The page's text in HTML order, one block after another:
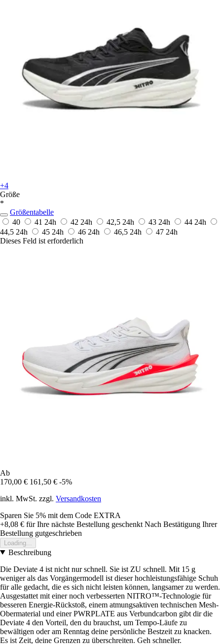
+4
Größe
*
Größentabelle
40
41 24h 42 24h 42,5 24h 43 24h 44 24h
44,5 24h 45 24h 46 24h 46,5 24h 47 24h
Dieses Feld ist erforderlich
Ab
170,00 € 161,50 € -5%
inkl. MwSt. zzgl. Versandkosten
Sparen Sie 5% mit dem Code EXTRA
+8,08 € für Ihre nächste Bestellung geschenkt Nach Bestätigung Ihrer
Bestellung gutgeschrieben
Loading...
Beschreibung
Die Deviate 4 ist nicht nur schnell. Sie ist ZU schnell. Mit 15 g
weniger als das Vorgängermodell ist dieser hochleistungsfähige Schuh
für alle gedacht, die es sich nicht leisten können, langsamer zu werden.
Ausgestattet mit einer noch verbesserten NITRO™-Technologie für
besseren Energie-Rückstoß, einem atmungsaktiven technischen Mesh-
Obermaterial und einer PWRPLATE aus Verbundcarbon gibt dir die
Deviate 4 den Vorteil, den du brauchst, um Tempo-Läufe zu
bewältigen oder am Renntag deine persönliche Bestzeit zu knacken.
Es ist Zeit, deine Grenzen zu überschreiten. Geh schneller.